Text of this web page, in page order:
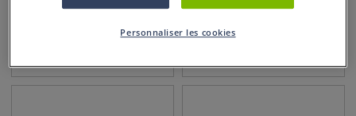
Personnaliser les cookies